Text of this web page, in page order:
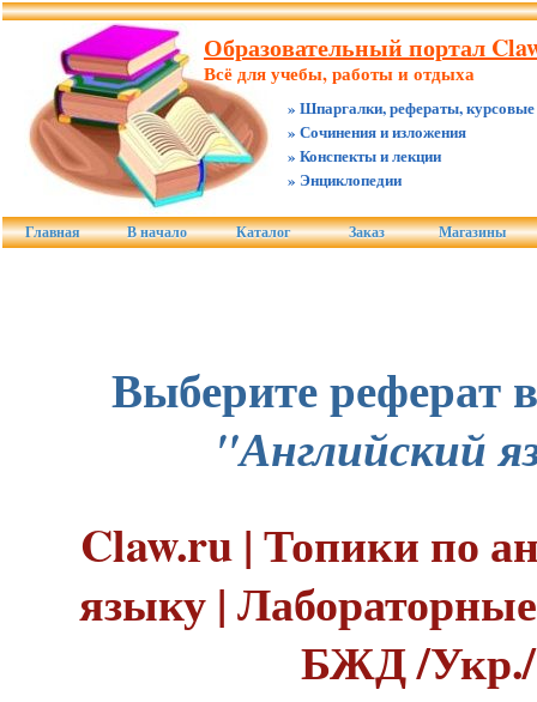
Образовательный портал
Всё для учебы, работы и отдыха
» Шпаргалки, рефераты, курсовые
» Сочинения и изложения
» Конспекты и лекции
» Энциклопедии
Главная В начало Каталог Заказ Магазины
Выберите реферат
"Английский
Claw.ru | Топики по
языку |
БЖД /Укр./